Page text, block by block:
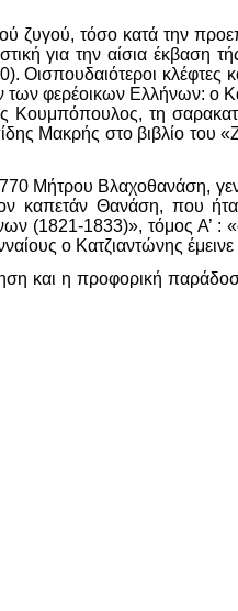
ζυγού, τόσο κατά την
για την αίσια έκβαση
κλέφτες
των φερέοικων Ελλήνων: ο
Κουμπόπουλος, τη
Μακρής στο βιβλίο
Μήτρου Βλαχοθανάση,
καπετάν Θανάση, που
(1821-1833)», τόμος Α’ :
ο Κατζιαντώνης
και η προφορική